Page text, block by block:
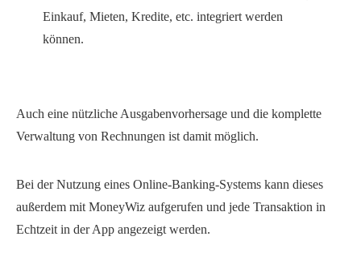
Einkauf, Mieten, Kredite, etc. integriert werden
können.
Auch eine nützliche Ausgabenvorhersage und die komplette
Verwaltung von Rechnungen ist damit möglich.
Bei der Nutzung eines Online-Banking-Systems kann dieses
außerdem mit MoneyWiz aufgerufen und jede Transaktion in
Echtzeit in der App angezeigt werden.